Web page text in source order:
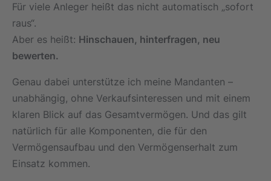
Für viele Anleger heißt das nicht automatisch „sofort
raus“.
Aber es heißt: Hinschauen, hinterfragen, neu
bewerten.
Genau dabei unterstütze ich meine Mandanten –
unabhängig, ohne Verkaufsinteressen und mit einem
klaren Blick auf das Gesamtvermögen. Und das gilt
natürlich für alle Komponenten, die für den
Vermögensaufbau und den Vermögenserhalt zum
Einsatz kommen.